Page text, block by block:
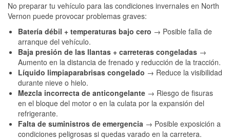
No preparar tu vehículo para las condiciones invernales en North
Vernon puede provocar problemas graves:
Batería débil + temperaturas bajo cero → Posible falla de
arranque del vehículo.
Baja presión de las llantas + carreteras congeladas →
Aumento en la distancia de frenado y reducción de la tracción.
Líquido limpiaparabrisas congelado → Reduce la visibilidad
durante nieve o hielo.
Mezcla incorrecta de anticongelante → Riesgo de fisuras
en el bloque del motor o en la culata por la expansión del
refrigerante.
Falta de suministros de emergencia → Posible exposición a
condiciones peligrosas si quedas varado en la carretera.